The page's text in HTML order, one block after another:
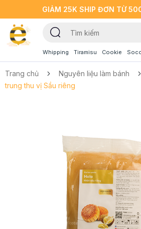
GIẢM 25K SHIP ĐƠN TỪ
Whipping Tiramisu Cookie
Trang chủ Nguyên liệu làm bánh
trung thu vị Sầu riêng